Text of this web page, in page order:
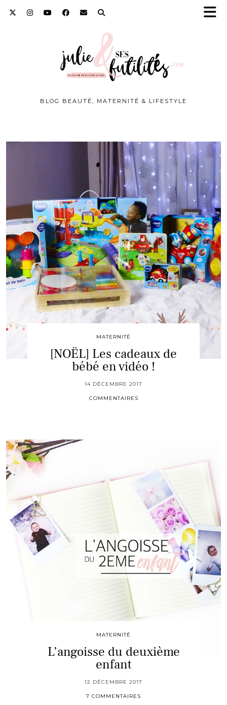
BLOG BEAUTÉ, MATERNITÉ & LIFESTYLE
MATERNITÉ
[NOËL] Les cadeaux de
bébé en vidéo !
14 DÉCEMBRE 2017
COMMENTAIRES
MATERNITÉ
L’angoisse du deuxième
enfant
12 DÉCEMBRE 2017
7 COMMENTAIRES